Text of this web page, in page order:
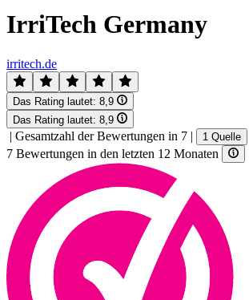
IrriTech Germany
irritech.de
Das Rating lautet: 8,9
Das Rating lautet: 8,9
| Gesamtzahl der Bewertungen in 7 | 1 Quelle
7 Bewertungen in den letzten 12 Monaten